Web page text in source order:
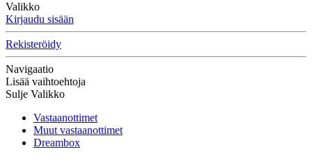
Valikko
Kirjaudu sisään
Rekisteröidy
Navigaatio
Lisää vaihtoehtoja
Sulje Valikko
Vastaanottimet
Muut vastaanottimet
Dreambox